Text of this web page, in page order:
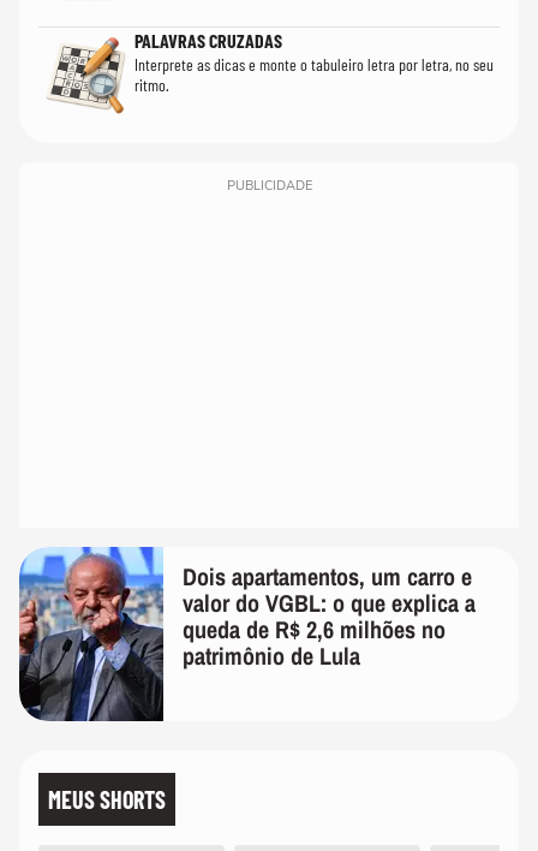
PALAVRAS CRUZADAS
Interprete as dicas e monte o tabuleiro letra por letra, no seu
ritmo.
PUBLICIDADE
Dois apartamentos, um carro e
valor do VGBL: o que explica a
queda de R$ 2,6 milhões no
patrimônio de Lula
MEUS SHORTS